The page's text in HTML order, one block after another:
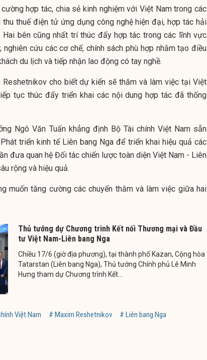
hợp tác, chia sẻ kinh nghiệm với Việt Nam trong các
thuế điện tử ứng dụng công nghệ hiện đại, hợp tác hải
bên cũng nhất trí thúc đẩy hợp tác trong các lĩnh vực
nghiên cứu các cơ chế, chính sách phù hợp nhằm tạo điều
du lịch và tiếp nhận lao động có tay nghề.
Reshetnikov cho biết dự kiến sẽ thăm và làm việc tại Việt
tục thúc đẩy triển khai các nội dung hợp tác đã thống
Ngô Văn Tuấn khẳng định Bộ Tài chính Việt Nam sẵn
triển kinh tế Liên bang Nga để triển khai hiệu quả các
đưa quan hệ Đối tác chiến lược toàn diện Việt Nam - Liên
rộng và hiệu quả.
muốn tăng cường các chuyến thăm và làm việc giữa hai
Thủ tướng dự Chương trình Kết nối Thương mại và Đầu
tư Việt Nam-Liên bang Nga
Chiều 17/6 (giờ địa phương), tại thành phố Kazan, Cộng hòa
Tatarstan (Liên bang Nga), Thủ tướng Chính phủ Lê Minh
Hưng tham dự Chương trình Kết...
Việt Nam # Maxim Reshetnikov # Liên bang Nga